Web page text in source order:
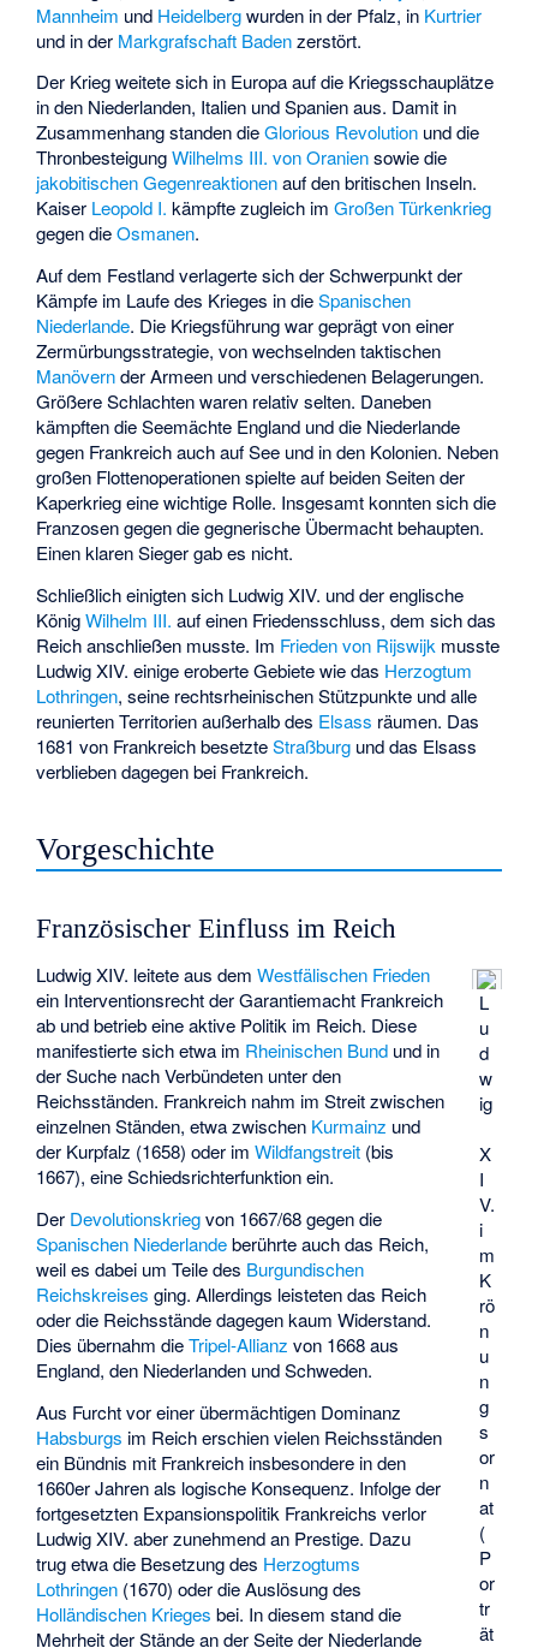
Mannheim und Heidelbergwurden in der Pfalz, in Kurtrier
und in der Markgrafschaft Badenzerstört.
Der Krieg weitete sich in Europa auf die Kriegsschauplätze
in den Niederlanden, Italien und Spanien aus. Damit in
Zusammenhang standen dieGlorious Revolution und die
ThronbesteigungWilhelms III. von Oraniensowie die
jakobitischen Gegenreaktionenauf den britischen Inseln.
Kaiser Leopold I. kämpfte zugleich imGroßen Türkenkrieg
gegen dieOsmanen.
Auf dem Festland verlagerte sich der Schwerpunkt der
Kämpfe im Laufe des Krieges in dieSpanischen
Niederlande. Die Kriegsführung war geprägt von einer
Zermürbungsstrategie, von wechselnden taktischen
Manövernder Armeen und verschiedenen Belagerungen.
Größere Schlachten waren relativ selten. Daneben
kämpften die Seemächte England und die Niederlande
gegen Frankreich auch auf See und in den Kolonien. Neben
großen Flottenoperationen spielte auf beiden Seiten der
Kaperkrieg eine wichtige Rolle. Insgesamt konnten sich die
Franzosen gegen die gegnerische Übermacht behaupten.
Einen klaren Sieger gab es nicht.
Schließlich einigten sich Ludwig XIV. und der englische
KönigWilhelm III. auf einen Friedensschluss, dem sich das
Reich anschließen musste. Im Frieden von Rijswijk musste
Ludwig XIV. einige eroberte Gebiete wie das Herzogtum
Lothringen, seine rechtsrheinischen Stützpunkte und alle
reunierten Territorien außerhalb des Elsass räumen. Das
1681 von Frankreich besetzteStraßburg und das Elsass
verblieben dagegen bei Frankreich.
Vorgeschichte
Französischer Einfluss im Reich
L
u
d
w
ig
X
I
V.
i
m
K
rö
n
u
n
g
s
or
n
at
(
P
or
tr
ät
Ludwig XIV. leitete aus demWestfälischen Frieden
ein Interventionsrecht der Garantiemacht Frankreich
ab und betrieb eine aktive Politik im Reich. Diese
manifestierte sich etwa im Rheinischen Bund und in
der Suche nach Verbündeten unter den
Reichsständen. Frankreich nahm im Streit zwischen
einzelnen Ständen, etwa zwischen Kurmainz und
der Kurpfalz (1658) oder imWildfangstreit (bis
1667), eine Schiedsrichterfunktion ein.
Der Devolutionskriegvon 1667/68 gegen die
Spanischen Niederlandeberührte auch das Reich,
weil es dabei um Teile des Burgundischen
Reichskreises ging. Allerdings leisteten das Reich
oder die Reichsstände dagegen kaum Widerstand.
Dies übernahm dieTripel-Allianz von 1668 aus
England, den Niederlanden und Schweden.
Aus Furcht vor einer übermächtigen Dominanz
Habsburgs im Reich erschien vielen Reichsständen
ein Bündnis mit Frankreich insbesondere in den
1660er Jahren als logische Konsequenz. Infolge der
fortgesetzten Expansionspolitik Frankreichs verlor
Ludwig XIV. aber zunehmend an Prestige. Dazu
trug etwa die Besetzung des Herzogtums
Lothringen (1670) oder die Auslösung des
Holländischen Krieges bei. In diesem stand die
Mehrheit der Stände an der Seite der Niederlande